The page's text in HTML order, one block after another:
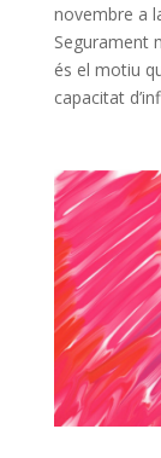
novembre a
Segurament
és el motiu
capacitat